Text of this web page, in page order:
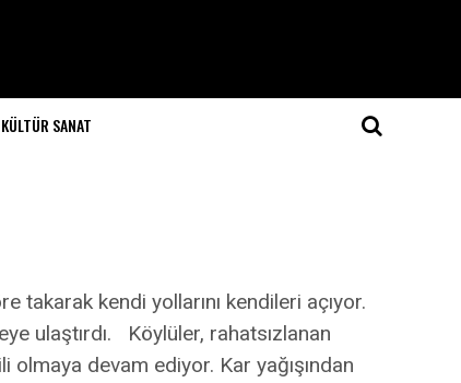
KÜLTÜR SANAT
takarak kendi yollarını kendileri açıyor.
ulaştırdı. Köylüler, rahatsızlanan
olmaya devam ediyor. Kar yağışından